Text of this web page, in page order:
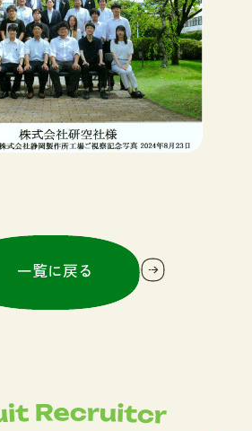
一覧に戻る